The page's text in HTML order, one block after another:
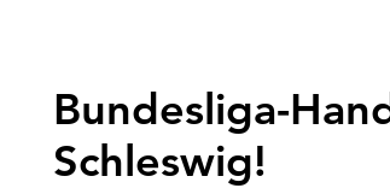
Bundesliga-
Schleswig!